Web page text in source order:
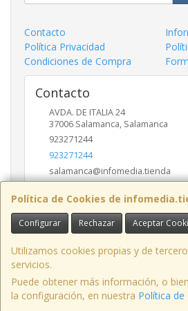
Política de Cookies de
Configurar Rechazar Aceptar
Utilizamos cookies propias y de
servicios.
Puede obtener más información, o
la configuración, en nuestra Política de
Contacto
Política Privacidad
Condiciones de Compra
Contacto
AVDA. DE ITALIA 24
37006 Salamanca, Salamanca
923271244
923271244
salamanca@infomedia.tienda
Horario
11 a 14 y de 17 a 20
AVD. ITALIA , 24, LOCAL, 37006,
Tfno: 923-271244